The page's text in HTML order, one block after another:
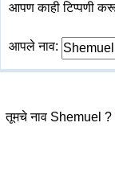
आपण काही टिप्पणी
आपले नाव:
तूमचे नाव Shemuel ?